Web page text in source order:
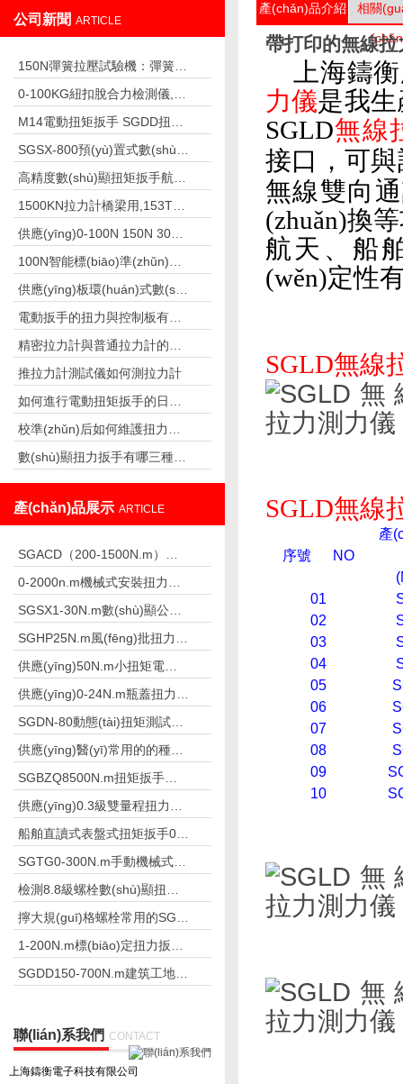
公司新聞 ARTICLE
推拉力計測試儀如何測拉力計
產(chǎn)品展示 ARTICLE
聯(lián)系我們 CONTACT
上海鑄衡電子科技有限公司
產(chǎn)品介紹 相關
帶打印的無線
上海鑄衡
力儀是我生
SGLD無線
接口，可
無線雙向
(zhuǎn)換
航天、船
(wěn)定性有
SGLD無線
SGLD無線
序號 NO
產
01
02
03
04
05
06
07
08
09
10